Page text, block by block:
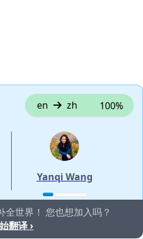
en zh 100%
Yanqi Wang
全世界！ 您也想加入吗？
翻译 ›